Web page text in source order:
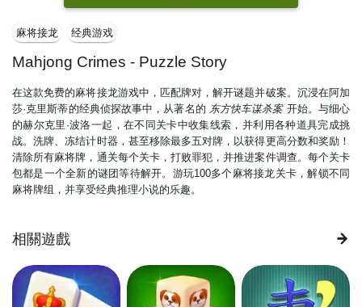
麻将接龙 经典游戏
Mahjong Crimes - Puzzle Story
在这款免费的麻将接龙游戏中，匹配牌对，解开谜题并破案。沉浸在阿加
莎·克里斯蒂的经典侦探故事中，从著名的 东方快车谋杀案开始。与细心
的赫尔克里·波洛一起，在不同关卡中收集线索，并利用各种道具完成挑
战。洗牌、冻结计时器，甚至移除最多五对牌，以获得更高分数和奖励！
清除所有麻将牌，通关每个关卡，打败罪犯，并推进案件调查。每个关卡
包都是一个全新的谜团等待解开。游玩100多个麻将接龙关卡，解锁不同
麻将牌组，并享受经典推理小说的乐趣。
相關遊戲